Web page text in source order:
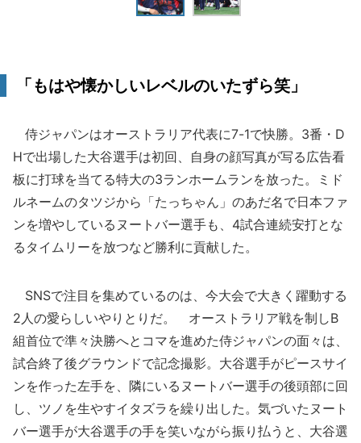
「もはや懐かしいレベルのいたずら笑」
侍ジャパンはオーストラリア代表に7-1で快勝。3番・D
Hで出場した大谷選手は初回、自身の顔写真が写る広告看
板に打球を当てる特大の3ランホームランを放った。ミド
ルネームのタツジから「たっちゃん」のあだ名で日本ファ
ンを増やしているヌートバー選手も、4試合連続安打とな
るタイムリーを放つなど勝利に貢献した。
SNSで注目を集めているのは、今大会で大きく躍動する
2人の愛らしいやりとりだ。 オーストラリア戦を制しB
組首位で準々決勝へとコマを進めた侍ジャパンの面々は、
試合終了後グラウンドで記念撮影。大谷選手がピースサイ
ンを作った左手を、隣にいるヌートバー選手の後頭部に回
し、ツノを生やすイタズラを繰り出した。気づいたヌート
バー選手が大谷選手の手を笑いながら振り払うと、大谷選